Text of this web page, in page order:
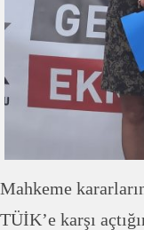
Mahkeme
TÜİK’e karşı